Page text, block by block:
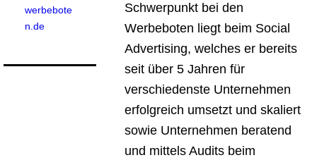
werbebote
n.de
Schwerpunkt bei den
Werbeboten liegt beim Social
Advertising, welches er bereits
seit über 5 Jahren für
verschiedenste Unternehmen
erfolgreich umsetzt und skaliert
sowie Unternehmen beratend
und mittels Audits beim